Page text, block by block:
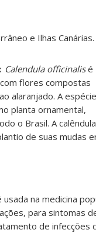
e Ilhas Canárias.
Calendula officinalisé
flores compostas
alaranjado. A espécie
planta ornamental,
o Brasil. A
de suas mudas
usada na medicina
para sintomas
de infecções